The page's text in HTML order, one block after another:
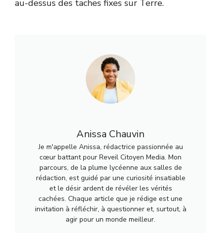
au-dessus des taches fixes sur Terre.
Anissa Chauvin
Je m'appelle Anissa, rédactrice passionnée au
cœur battant pour Reveil Citoyen Media. Mon
parcours, de la plume lycéenne aux salles de
rédaction, est guidé par une curiosité insatiable
et le désir ardent de révéler les vérités
cachées. Chaque article que je rédige est une
invitation à réfléchir, à questionner et, surtout, à
agir pour un monde meilleur.